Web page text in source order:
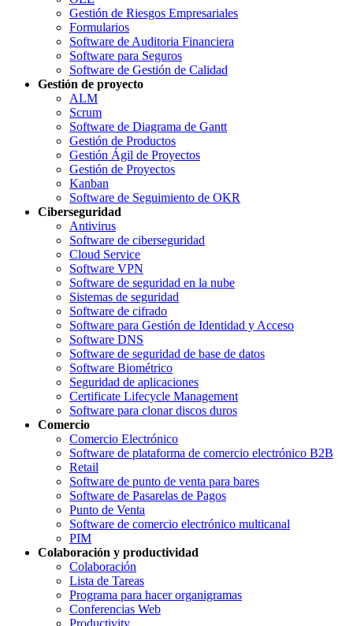
Gestión de Riesgos Empresariales
Formularios
Software de Auditoria Financiera
Software para Seguros
Software de Gestión de Calidad
Gestión de proyecto
ALM
Scrum
Software de Diagrama de Gantt
Gestión de Productos
Gestión Ágil de Proyectos
Gestión de Proyectos
Kanban
Software de Seguimiento de OKR
Ciberseguridad
Antivirus
Software de ciberseguridad
Cloud Service
Software VPN
Software de seguridad en la nube
Sistemas de seguridad
Software de cifrado
Software para Gestión de Identidad y Acceso
Software DNS
Software de seguridad de base de datos
Software Biométrico
Seguridad de aplicaciones
Certificate Lifecycle Management
Software para clonar discos duros
Comercio
Comercio Electrónico
Software de plataforma de comercio electrónico B2B
Retail
Software de punto de venta para bares
Software de Pasarelas de Pagos
Punto de Venta
Software de comercio electrónico multicanal
PIM
Colaboración y productividad
Colaboración
Lista de Tareas
Programa para hacer organigramas
Conferencias Web
Productivity